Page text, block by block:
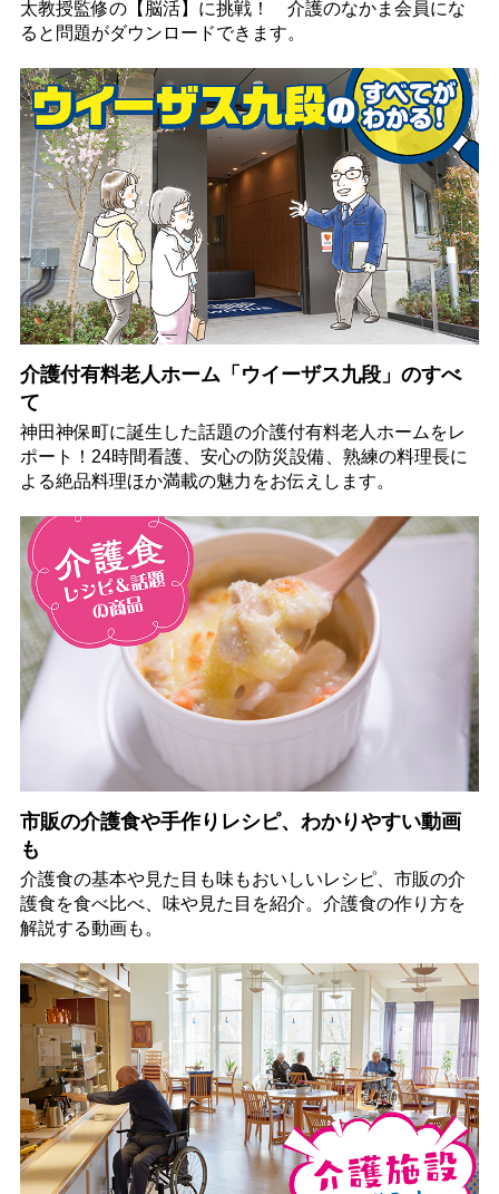
太教授監修の【脳活】に挑戦！ 介護のなかま会員にな
ると問題がダウンロードできます。
介護付有料老人ホーム「ウイーザス九段」のすべ
て
神田神保町に誕生した話題の介護付有料老人ホームをレ
ポート！24時間看護、安心の防災設備、熟練の料理長に
よる絶品料理ほか満載の魅力をお伝えします。
市販の介護食や手作りレシピ、わかりやすい動画
も
介護食の基本や見た目も味もおいしいレシピ、市販の介
護食を食べ比べ、味や見た目を紹介。介護食の作り方を
解説する動画も。